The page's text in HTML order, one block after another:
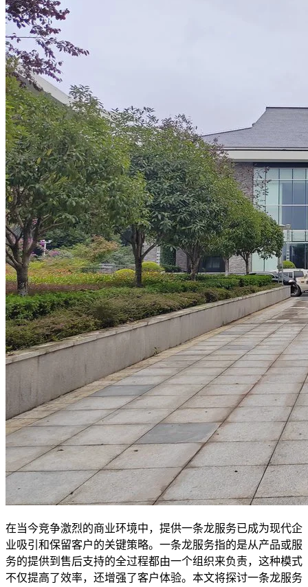
在当今竞争激烈的商业环境中，提供一条龙服务已成为现代企
业吸引和保留客户的关键策略。一条龙服务指的是从产品或服
务的提供到售后支持的全过程都由一个组织来负责，这种模式
不仅提高了效率，还增强了客户体验。本文将探讨一条龙服务